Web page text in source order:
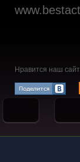
Нравится наш